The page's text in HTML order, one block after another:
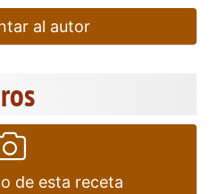
al autor
de esta receta